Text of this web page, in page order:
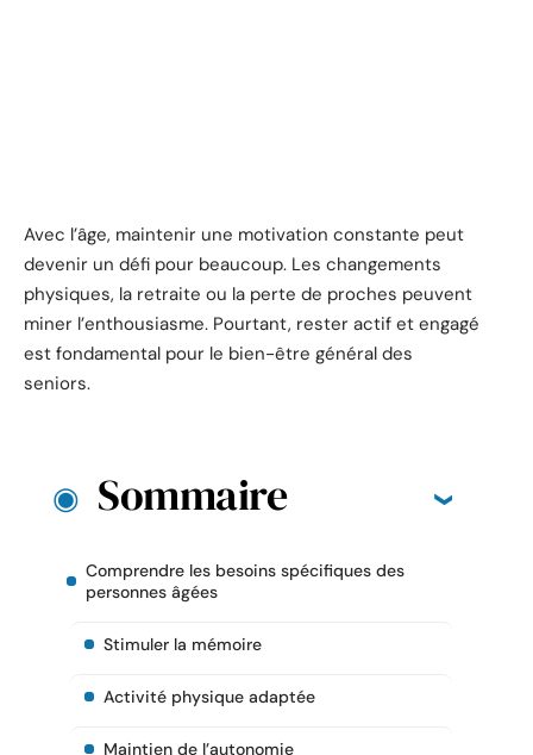
Avec l’âge, maintenir une motivation constante peut
devenir un défi pour beaucoup. Les changements
physiques, la retraite ou la perte de proches peuvent
miner l’enthousiasme. Pourtant, rester actif et engagé
est fondamental pour le bien-être général des
seniors.
Sommaire
Comprendre les besoins spécifiques des
personnes âgées
Stimuler la mémoire
Activité physique adaptée
Maintien de l’autonomie